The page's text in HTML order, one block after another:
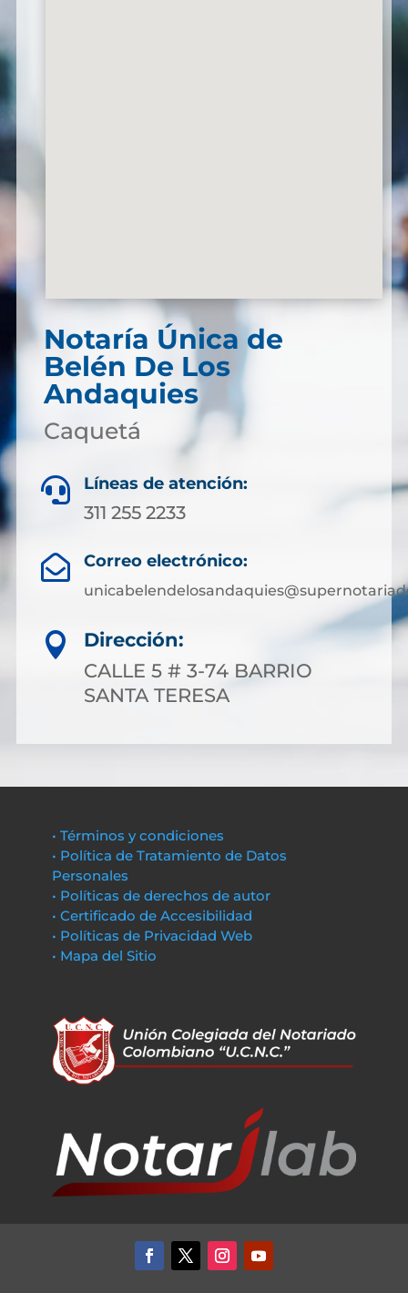
Notaría Única de
Belén De Los
Andaquies
Caquetá
 Líneas de atención:
311 255 2233
 Correo electrónico:

Dirección:
CALLE 5 # 3-74 BARRIO
SANTA TERESA
• Términos y condiciones
• Política de Tratamiento de Datos
Personales
• Políticas de derechos de autor
• Certificado de Accesibilidad
• Políticas de Privacidad Web
• Mapa del Sitio